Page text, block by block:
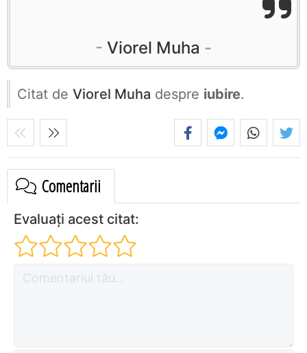
Viorel Muha
Citat de Viorel Muha despre iubire.
Comentarii
Evaluați acest citat: